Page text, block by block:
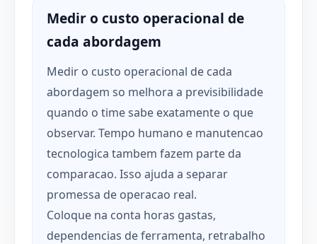
Medir o custo operacional de
cada abordagem
Medir o custo operacional de cada
abordagem so melhora a previsibilidade
quando o time sabe exatamente o que
observar. Tempo humano e manutencao
tecnologica tambem fazem parte da
comparacao. Isso ajuda a separar
promessa de operacao real.
Coloque na conta horas gastas,
dependencias de ferramenta, retrabalho